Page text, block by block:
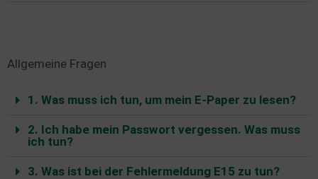
Allgemeine Fragen
1. Was muss ich tun, um mein E-Paper zu lesen?
2. Ich habe mein Passwort vergessen. Was muss
ich tun?
3. Was ist bei der Fehlermeldung E15 zu tun?